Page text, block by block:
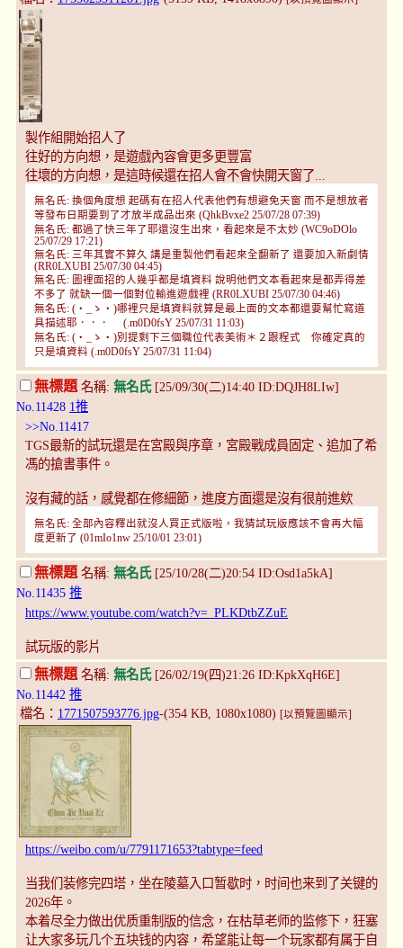
製作組開始招人了
往好的方向想，是遊戲內容會更多更豐富
往壞的方向想，是這時候還在招人會不會快開天窗了...
無名氏: 換個角度想 起碼有在招人代表他們有想避免天窗 而不是想放者
等發布日期要到了才放半成品出來 (QhkBvxe2 25/07/28 07:39)
無名氏: 都過了快三年了耶還沒生出來，看起來是不太妙 (WC9oDOlo
25/07/29 17:21)
無名氏: 三年其實不算久 講是重製他們看起來全翻新了 還要加入新劇情
(RR0LXUBI 25/07/30 04:45)
無名氏: 圖裡面招的人幾乎都是填資料 說明他們文本看起來是都弄得差
不多了 就缺一個一個對位輸進遊戲裡 (RR0LXUBI 25/07/30 04:46)
無名氏: (・_ゝ・)哪裡只是填資料就算是最上面的文本都還要幫忙寫道
具描述耶．．． (.m0D0fsY 25/07/31 11:03)
無名氏: (・_ゝ・)別提剩下三個職位代表美術＊２跟程式 你確定真的
只是填資料 (.m0D0fsY 25/07/31 11:04)
無標題 名稱: 無名氏[25/09/30(二)14:40 ID:DQJH8LIw]
No.11428 1推
>>No.11417
TGS最新的試玩還是在宮殿與序章，宮殿戰成員固定、追加了希
馮的搶書事件。
沒有藏的話，感覺都在修細節，進度方面還是沒有很前進欸
無名氏: 全部內容釋出就沒人買正式版啦，我猜試玩版應該不會再大幅
度更新了 (01mIo1nw 25/10/01 23:01)
無標題 名稱: 無名氏[25/10/28(二)20:54 ID:Osd1a5kA]
No.11435 推
https://www.youtube.com/watch?v=_PLKDtbZZuE
試玩版的影片
無標題名稱: 無名氏[26/02/19(四)21:26 ID:KpkXqH6E]
No.11442 推
檔名： 1771507593776.jpg-(354 KB, 1080x1080) [以預覽圖顯示]
https://weibo.com/u/7791171653?tabtype=feed
当我们装修完四塔，坐在陵墓入口暂歇时，时间也来到了关键的
2026年。
本着尽全力做出优质重制版的信念，在枯草老师的监修下，狂塞
让大家多玩几个五块钱的内容，希望能让每一个玩家都有属于自